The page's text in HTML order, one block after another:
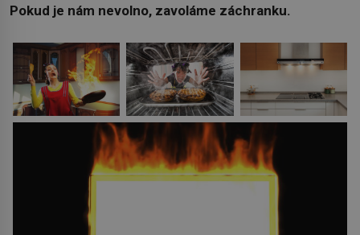
Pokud je nám nevolno, zavoláme záchranku.